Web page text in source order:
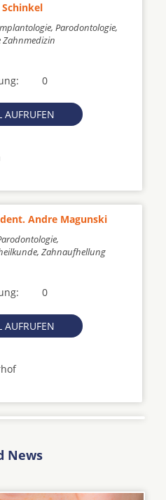
Parodontologie,
Zahnmedizin
0
AUFRUFEN
Andre Magunski
Zahnaufhellung
0
AUFRUFEN
News